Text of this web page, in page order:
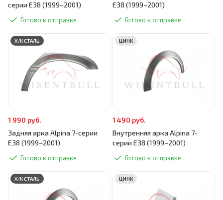
серии E38 (1999–2001)
Готово к отправке
E38 (1999–2001)
Готово к отправке
1 990 руб.
Задняя арка Alpina 7-серии
E38 (1999–2001)
Готово к отправке
Х/К СТАЛЬ
1 490 руб.
Внутренняя арка Alpina 7-
серии E38 (1999–2001)
Готово к отправке
ЦИНК
Х/К СТАЛЬ ЦИНК